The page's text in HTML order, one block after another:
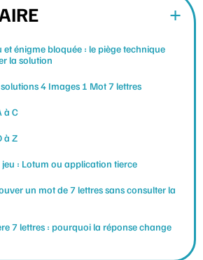
énigme bloquée : le piège technique
la solution
4 Images 1 Mot 7 lettres
à C
à Z
: Lotum ou application tierce
un mot de 7 lettres sans consulter la
7 lettres : pourquoi la réponse change